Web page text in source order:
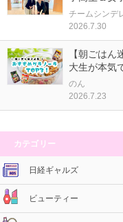
チームシンデ
2026.7.30
【朝ごは
大生が本気
のん
2026.7.23
カテゴリー
日経ギャルズ
ビューティー